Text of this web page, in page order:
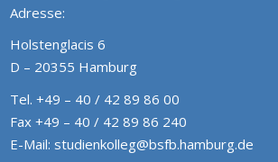
Adresse:
Holstenglacis 6
D – 20355 Hamburg
Tel. +49 – 40 / 42 89 86 00
Fax +49 – 40 / 42 89 86 240
E-Mail: studienkolleg@bsfb.hamburg.de